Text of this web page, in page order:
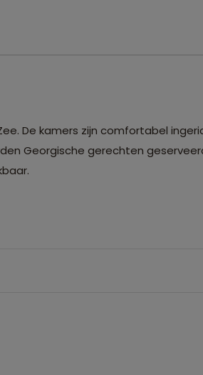
De kamers zijn comfortabel
Georgische gerechten